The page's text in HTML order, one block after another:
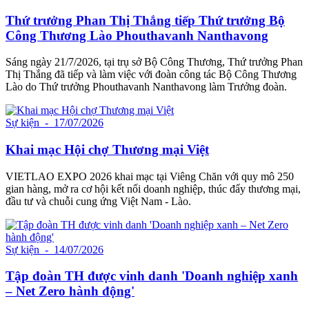
Thứ trưởng Phan Thị Thắng tiếp Thứ trưởng Bộ
Công Thương Lào Phouthavanh Nanthavong
Sáng ngày 21/7/2026, tại trụ sở Bộ Công Thương, Thứ trưởng Phan
Thị Thắng đã tiếp và làm việc với đoàn công tác Bộ Công Thương
Lào do Thứ trưởng Phouthavanh Nanthavong làm Trưởng đoàn.
Sự kiện - 17/07/2026
Khai mạc Hội chợ Thương mại Việt
VIETLAO EXPO 2026 khai mạc tại Viêng Chăn với quy mô 250
gian hàng, mở ra cơ hội kết nối doanh nghiệp, thúc đẩy thương mại,
đầu tư và chuỗi cung ứng Việt Nam - Lào.
Sự kiện - 14/07/2026
Tập đoàn TH được vinh danh 'Doanh nghiệp xanh
– Net Zero hành động'